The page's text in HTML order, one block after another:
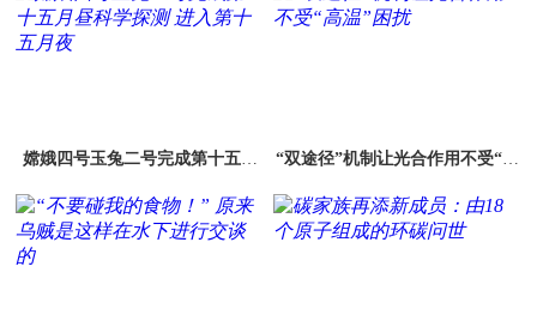
嫦娥四号玉兔二号完成第十五月
“双途径”机制让光合作用不受“高